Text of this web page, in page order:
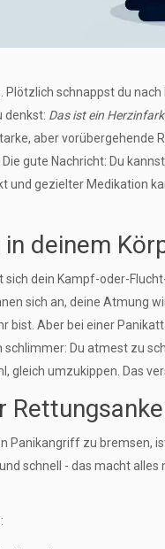
schnappst du
denkst: Das ist ein
aber vorübergehende
gute Nachricht: Du
und gezielter Medikation
deinem
dein Kampf-oder-
sich an, deine Atmung
bist. Aber bei einer
Du atmest zu
gleich umzukippen. Das
Panikangriff zu bremsen,
schnell - das macht
: